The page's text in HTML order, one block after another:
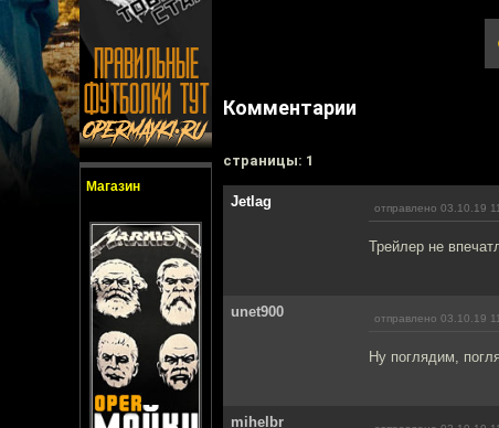
Магазин
Комментарии
cтраницы: 1
Jetlag отправлено 03.10.19
Трейлер не
unet900 отправлено 03.10.19
Ну поглядим,
mihelbr